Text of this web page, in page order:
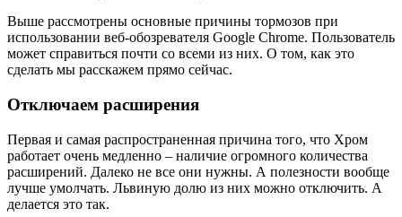
Выше рассмотрены основные причины тормозов при
использовании веб-обозревателя Google Chrome. Пользователь
может справиться почти со всеми из них. О том, как это
сделать мы расскажем прямо сейчас.
Отключаем расширения
Первая и самая распространенная причина того, что Хром
работает очень медленно – наличие огромного количества
расширений. Далеко не все они нужны. А полезности вообще
лучше умолчать. Львиную долю из них можно отключить. А
делается это так.